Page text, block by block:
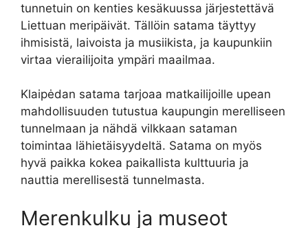
tunnetuin on kenties kesäkuussa järjestettävä
Liettuan meripäivät. Tällöin satama täyttyy
ihmisistä, laivoista ja musiikista, ja kaupunkiin
virtaa vierailijoita ympäri maailmaa.
Klaipėdan satama tarjoaa matkailijoille upean
mahdollisuuden tutustua kaupungin merelliseen
tunnelmaan ja nähdä vilkkaan sataman
toimintaa lähietäisyydeltä. Satama on myös
hyvä paikka kokea paikallista kulttuuria ja
nauttia merellisestä tunnelmasta.
Merenkulku ja museot